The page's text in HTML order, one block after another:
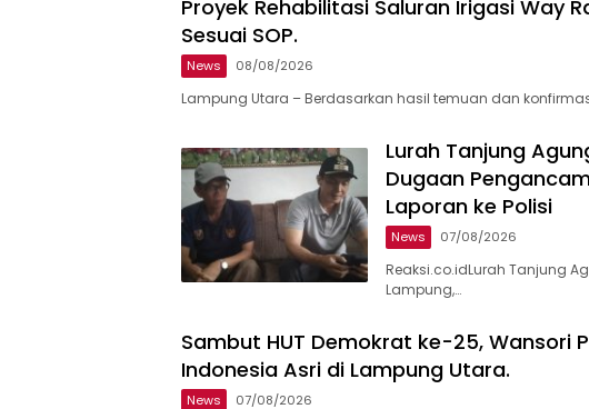
Proyek Rehabilitasi Saluran Irigasi Way
Sesuai SOP.
News 08/08/2026
Lampung Utara – Berdasarkan hasil temuan dan
Lurah Tanjung
Dugaan
Laporan ke Polisi
News 07/08/2026
Reaksi.co.idLurah Tanjung
Lampung,…
Sambut HUT Demokrat ke-25, Wansori
Indonesia Asri di Lampung Utara.
News 07/08/2026